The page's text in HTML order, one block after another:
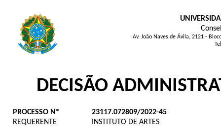
Av. João Naves de Ávila, 2121 -
DECISÃO
PROCESSO Nº
23117.072809/2022-45
REQUERENTE
INSTITUTO DE ARTES